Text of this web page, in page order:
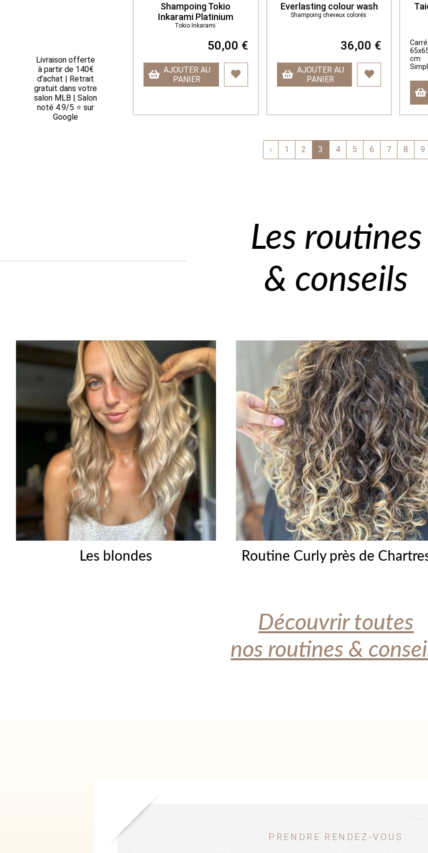
Livraison offerte
à partir de 140€
d’achat | Retrait
gratuit dans votre
salon MLB | Salon
noté 4.9/5 ⭐ sur
Google
Shampoing Tokio
Inkarami Platinium
Tokio Inkarami
50,00 €
AJOUTER AU
PANIER
Everlasting colour wash
Shampoing cheveux colorés
36,00 €
AJOUTER AU
PANIER
Carré
cm
‹ 1 2 3 4 5 6 7 8 9
Les routines
& conseils
Les blondes Routine Curly près de
Découvrir toutes
nos routines &
PRENDRE RENDEZ-VOUS